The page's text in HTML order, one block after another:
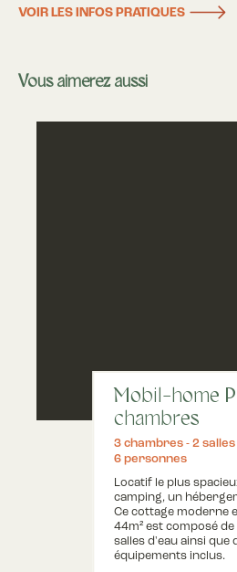
VOIR LES INFOS PRATIQUES
Vous aimerez aussi
Mobil-home
chambres
3 chambres
2
6 personnes
Locatif le plus
camping, un
Ce cottage moderne
44m² est composé
salles d'eau ainsi que
équipements inclus.